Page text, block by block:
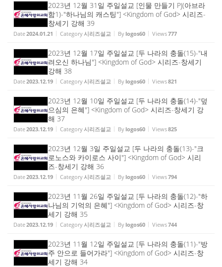
2023년 12월 31일 주일설교 [인물 만들기 PJ(아브라
함1)-"하나님의 캐스팅"] <Kingdom of God> 시리즈-
창세기 강해 39
Date2024.01.21 Category시리즈설교 By logos60 Views777
2023년 12월 17일 주일설교 [두 나라의 충돌(15)-"내
려오신 하나님"] <Kingdom of God> 시리즈-창세기
강해 38
Date2023.12.19 Category시리즈설교 By logos60 Views821
2023년 12월 10일 주일설교 [두 나라의 충돌(14)-"덮
으심의 은혜"] <Kingdom of God> 시리즈-창세기 강
해 37
Date2023.12.19 Category시리즈설교 By logos60 Views825
2023년 12월 3일 주일설교 [두 나라의 충돌(13)-"크
로노스와 카이로스 사이"] <Kingdom of God> 시리
즈-창세기 강해 36
Date2023.12.19 Category시리즈설교 By logos60 Views794
2023년 11월 26일 주일설교 [두 나라의 충돌(12)-"하
나님의 기억의 은혜"] <Kingdom of God> 시리즈-창
세기 강해 35
Date2023.12.19 Category시리즈설교 By logos60 Views744
2023년 11월 12일 주일설교 [두 나라의 충돌(11)-"방
주 안으로 들어가라"] <Kingdom of God> 시리즈-창
세기 강해 34